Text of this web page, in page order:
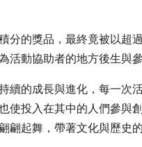
分的獎品，最終竟被以超
動協助者的地方後生與
續的成長與進化，每一次
使投入在其中的人們參與
起舞，帶著文化與歷史